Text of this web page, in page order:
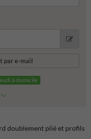
par e-mail
à domicile
doublement plié et profils